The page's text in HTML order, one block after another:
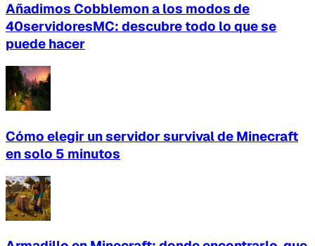
Añadimos Cobblemon a los modos de
40servidoresMC: descubre todo lo que se
puede hacer
Cómo elegir un servidor survival de Minecraft
en solo 5 minutos